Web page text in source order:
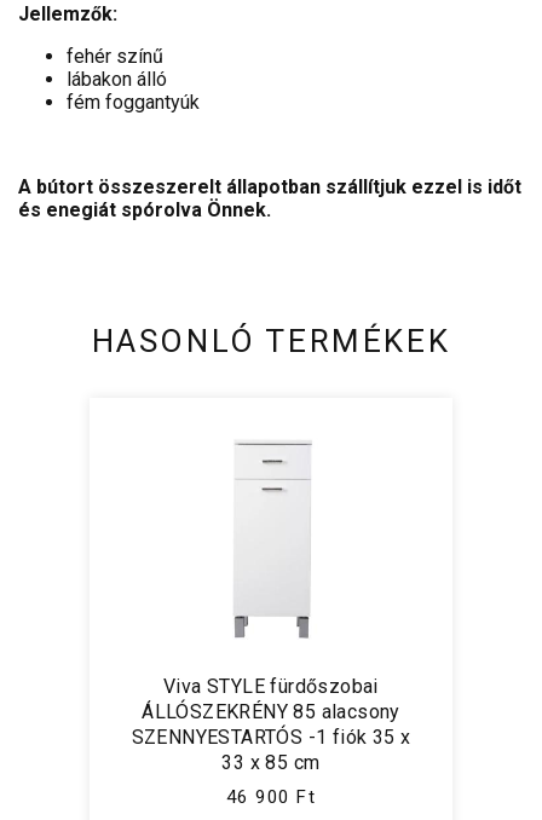
Jellemzők:
fehér színű
lábakon álló
fém foggantyúk
A bútort összeszerelt állapotban szállítjuk ezzel is időt
és enegiát spórolva Önnek.
HASONLÓ TERMÉKEK
Viva STYLE fürdőszobai
ÁLLÓSZEKRÉNY 85 alacsony
SZENNYESTARTÓS -1 fiók 35 x
33 x 85 cm
46 900 Ft